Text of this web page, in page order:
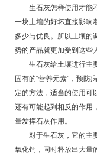
生石灰怎样使用才能
一块土壤的好坏直接影响
多少与优良。所以土壤的
势的产品就更加受到这些
生石灰给土壤进行主
固有的“营养元素”，预防
定的方法，适当的使用可
还有可能起到相反的作用
量发挥石灰作用。
对于生石灰，它的主
氧化钙，同时释放出大量